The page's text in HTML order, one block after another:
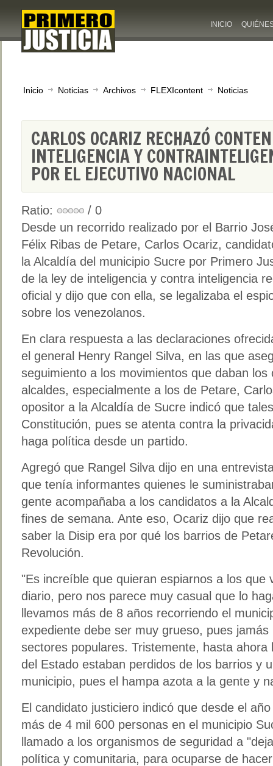
INICIO
Inicio Noticias Archivos FLEXIcontent Noticias
CARLOS OCARIZ RECHAZÓ
INTELIGENCIA Y
POR EL EJECUTIVO NACIONAL
Ratio:
/ 0
Desde un recorrido realizado por el Barrio
Félix Ribas de Petare, Carlos Ocariz,
la Alcaldía del municipio Sucre por Primero
de la ley de inteligencia y contra inteligencia
oficial y dijo que con ella, se legalizaba el
sobre los venezolanos.
En clara respuesta a las declaraciones
el general Henry Rangel Silva, en las que
seguimiento a los movimientos que daban
alcaldes, especialmente a los de Petare,
opositor a la Alcaldía de Sucre indicó que
Constitución, pues se atenta contra la
haga política desde un partido.
Agregó que Rangel Silva dijo en una
que tenía informantes quienes le
gente acompañaba a los candidatos a la
fines de semana. Ante eso, Ocariz dijo que
saber la Disip era por qué los barrios de
Revolución.
"Es increíble que quieran espiarnos a los que
diario, pero nos parece muy casual que lo
llevamos más de 8 años recorriendo el
expediente debe ser muy grueso, pues
sectores populares. Tristemente, hasta
del Estado estaban perdidos de los barrios y
municipio, pues el hampa azota a la gente y
El candidato justiciero indicó que desde el
más de 4 mil 600 personas en el municipio
llamado a los organismos de seguridad a
política y comunitaria, para ocuparse de